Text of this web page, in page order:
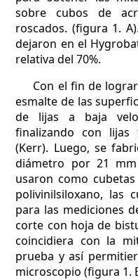
sobre cubos de
roscados. (figura 1.
dejaron en el
relativa del 70%.
Con el fin de
esmalte de las
de lijas a baja
finalizando con lijas
(Kerr). Luego, se
diámetro por 21
usaron como
polivinilsiloxano, las
para las mediciones
corte con hoja de
coincidiera con la
prueba y así
microscopio (figura 1.